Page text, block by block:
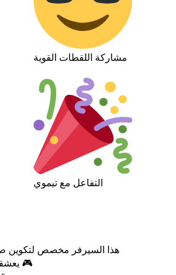
مشاركة اللقطات القوية
التفاعل مع تيموي
هذا السيرفر مخصص لتكوين